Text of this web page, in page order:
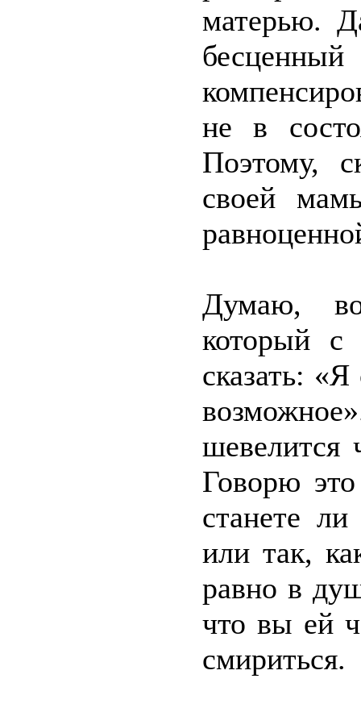
матерью.
не в
Поэтому,
своей
Думаю,
который с
сказать:
шевелится
Говорю
станете
или так,
равно в
что вы ей
смириться.